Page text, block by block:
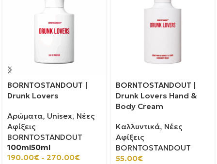
BORNTOSTANDOUT |
Drunk Lovers
Αρώματα, Unisex, Νέες
Αφίξεις
BORNTOSTANDOUT
100ml50ml
190.00€ - 270.00€
BORNTOSTANDOUT |
Drunk Lovers Hand &
Body Cream
Καλλυντικά, Νέες
Αφίξεις
BORNTOSTANDOUT
55.00€